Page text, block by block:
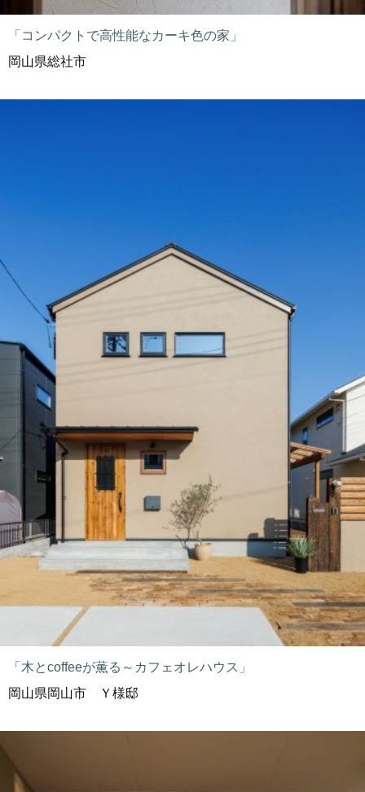
「コンパクトで高性能なカーキ色の家」
岡山県総社市
「木とcoffeeが薫る～カフェオレハウス」
岡山県岡山市 Ｙ様邸